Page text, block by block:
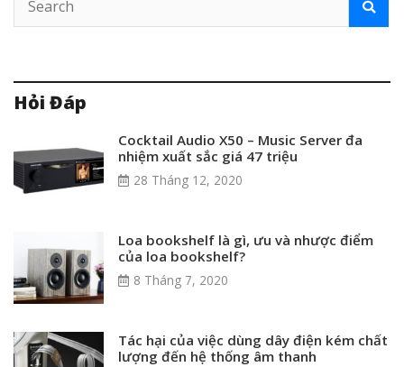
Hỏi Đáp
Cocktail Audio X50 – Music Server đa
nhiệm xuất sắc giá 47 triệu
28 Tháng 12, 2020
Loa bookshelf là gì, ưu và nhược điểm
của loa bookshelf?
8 Tháng 7, 2020
Tác hại của việc dùng dây điện kém chất
lượng đến hệ thống âm thanh